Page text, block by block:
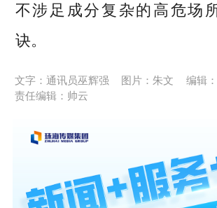
不涉足成分复杂的高危场
诀。
文字：通讯员巫辉强 图片：朱文
编辑
责任编辑：帅云